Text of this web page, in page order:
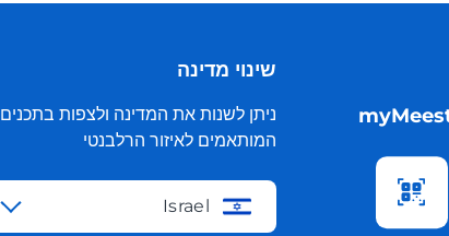
שינוי מדינה
ניתן לשנות את המדינה ולצפות בתכנים
המותאמים לאיזור הרלבנטי
Israel